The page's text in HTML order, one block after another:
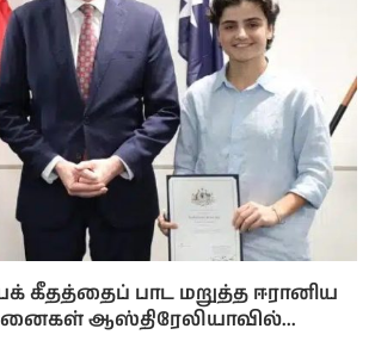
கீதத்தைப் பாட மறுத்த ஈரானிய
ஆஸ்திரேலியாவில்...